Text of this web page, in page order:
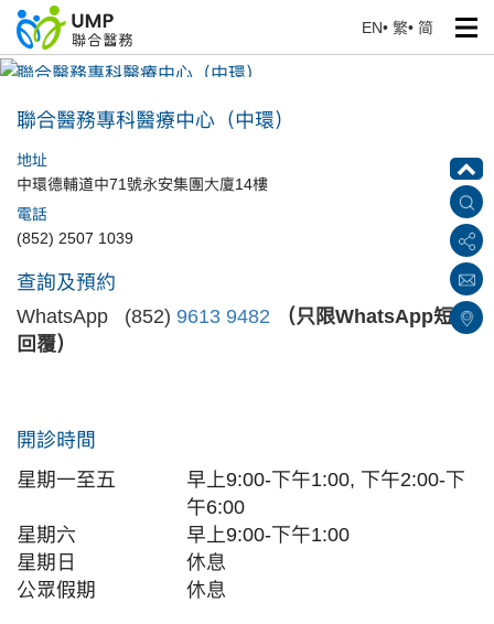
EN• 繁• 简
聯合醫務專科醫療中心（中環）
聯合醫務專科醫療中心（中環）
地址
中環德輔道中71號永安集團大廈14樓
電話
(852) 2507 1039
查詢及預約
WhatsApp (852) 9613 9482
（只限WhatsApp短訊
回覆）
開診時間
星期一至五
早上9:00-下午1:00, 下午2:00-下
午6:00
星期六
早上9:00-下午1:00
星期日
休息
公眾假期
休息